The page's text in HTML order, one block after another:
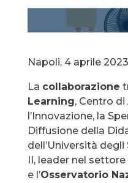
Napoli, 4 aprile 2023
La collaborazione
Learning, Centro
l’Innovazione, la
Diffusione della
dell’Università
II, leader nel
e l’Osservatorio